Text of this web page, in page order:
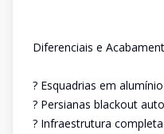
Diferenciais e
? Esquadrias em alumínio
? Persianas blackout
? Infraestrutura